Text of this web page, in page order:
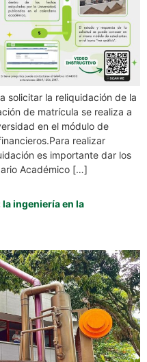
solicitar la reliquidación de la
de matrícula se realiza a
en el módulo de
realizar
es importante dar los
Académico […]
la ingeniería en la